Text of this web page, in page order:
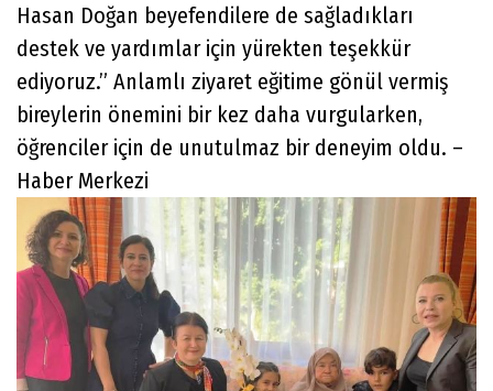
Hasan Doğan beyefendilere de sağladıkları
destek ve yardımlar için yürekten teşekkür
ediyoruz.” Anlamlı ziyaret eğitime gönül vermiş
bireylerin önemini bir kez daha vurgularken,
öğrenciler için de unutulmaz bir deneyim oldu. –
Haber Merkezi